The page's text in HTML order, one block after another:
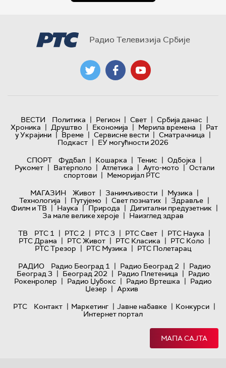
Радио Телевизија Србије
ВЕСТИ Политика | Регион | Свет | Србија данас |
Хроника | Друштво | Економија | Мерила времена | Рат
у Украјини | Време | Сервисне вести | Сматрачница |
Подкаст | ЕУ могућности 2026
СПОРТ
Фудбал | Кошарка | Тенис | Одбојка |
Рукомет | Ватерполо | Атлетика | Ауто-мото | Остали
спортови | Меморијал РТС
МАГАЗИН
Живот | Занимљивости | Музика |
Технологијa | Путујемо | Свет познатих | Здравље |
Филм и ТВ | Наука | Природа | Дигитални предузетник |
За мале велике хероје | Наизглед здрав
ТВ
РТС 1 | РТС 2 | РТС 3 | РТС Свет | РТС Наука |
РТС Драма | РТС Живот | РТС Класика | РТС Коло |
РТС Трезор | РТС Музика | РТС Полетарац
РАДИО
Радио Београд 1 | Радио Београд 2 | Радио
Београд 3 | Београд 202 | Радио Плетеница | Радио
Рокенролер | Радио Џубокс | Радио Вртешка | Радио
Џезер | Архив
РТС
Контакт | Маркетинг | Јавне набавке | Конкурси |
Интернет портал
МАПА САЈТА